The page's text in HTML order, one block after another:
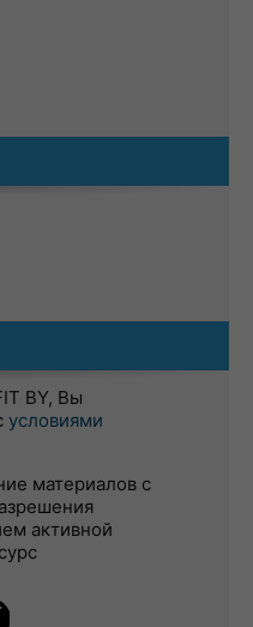
BY, Вы
условиями
материалов с
активной